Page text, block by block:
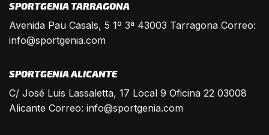
SPORTGENIA TARRAGONA
Avenida Pau Casals, 5 1º 3ª 43003 Tarragona Correo:
info@sportgenia.com
SPORTGENIA ALICANTE
C/ José Luis Lassaletta, 17 Local 9 Oficina 22 03008
Alicante Correo: info@sportgenia.com